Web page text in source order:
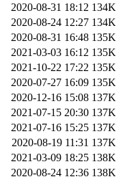
2020-08-31 18:12 134K
2020-08-24 12:27 134K
2020-08-31 16:48 135K
2021-03-03 16:12 135K
2021-10-22 17:22 135K
2020-07-27 16:09 135K
2020-12-16 15:08 137K
2021-07-15 20:30 137K
2021-07-16 15:25 137K
2020-08-19 11:31 137K
2021-03-09 18:25 138K
2020-08-24 12:36 138K